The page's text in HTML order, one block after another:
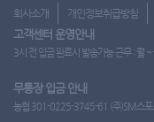
회사소개 개인정보취급방침
고객센터 운영안내
3시 전 입금 완료시 발송가능 근무 : 월
무통장 입금 안내
농협 301-0225-3745-61 (주)SM스포